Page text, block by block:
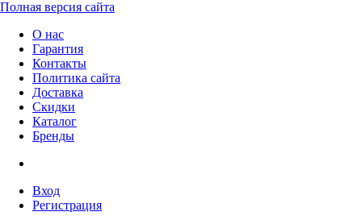
Полная версия сайта
О нас
Гарантия
Контакты
Политика сайта
Доставка
Скидки
Каталог
Бренды
Вход
Регистрация